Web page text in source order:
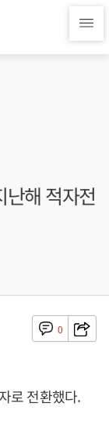
해 적자전
0
로 전환했다.